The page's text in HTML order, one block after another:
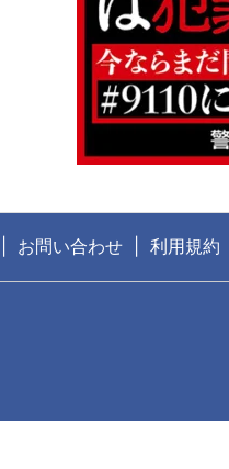
お問い合わせ 利用規約